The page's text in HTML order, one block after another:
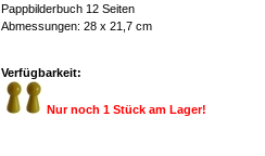
Pappbilderbuch 12 Seiten
Abmessungen: 28 x 21,7 cm
Verfügbarkeit:
Nur noch 1 Stück am Lager!